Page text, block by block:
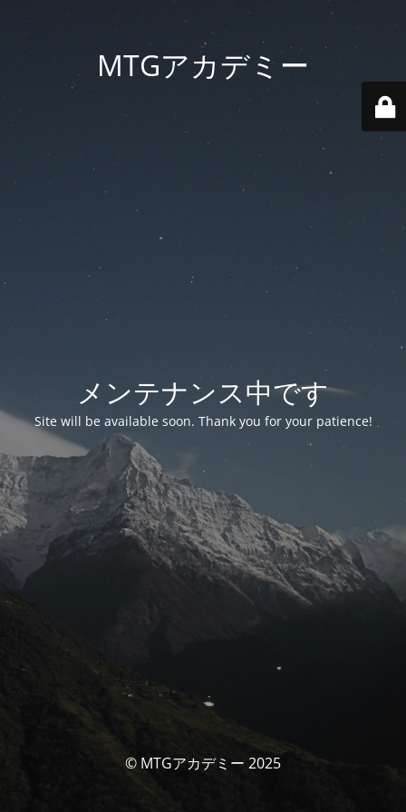
MTGアカデミー
メンテナンス中です
Site will be available soon. Thank you for your patience!
© MTGアカデミー 2025